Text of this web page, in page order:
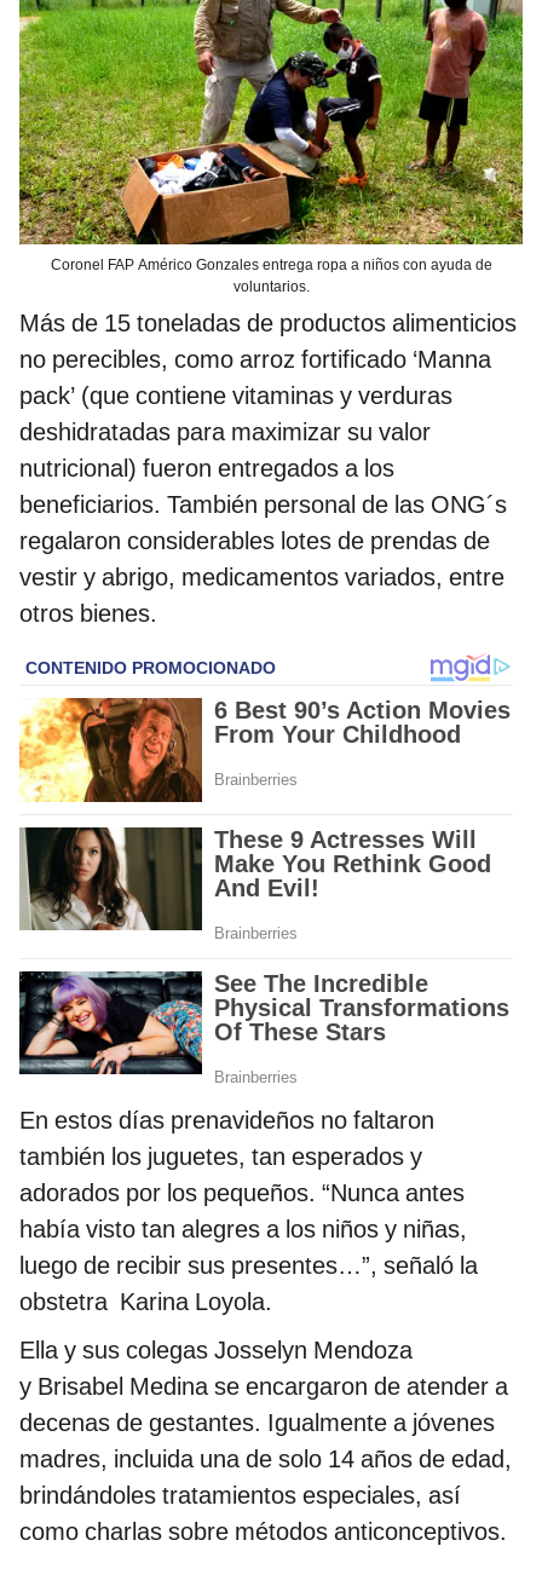
Coronel FAP Américo Gonzales entrega ropa a niños con ayuda de
voluntarios.
Más de 15 toneladas de productos alimenticios
no perecibles, como arroz fortificado ‘Manna
pack’ (que contiene vitaminas y verduras
deshidratadas para maximizar su valor
nutricional) fueron entregados a los
beneficiarios. También personal de las ONG´s
regalaron considerables lotes de prendas de
vestir y abrigo, medicamentos variados, entre
otros bienes.
En estos días prenavideños no faltaron
también los juguetes, tan esperados y
adorados por los pequeños. “Nunca antes
había visto tan alegres a los niños y niñas,
luego de recibir sus presentes…”, señaló la
obstetra Karina Loyola.
Ella y sus colegas Josselyn Mendoza
y Brisabel Medina se encargaron de atender a
decenas de gestantes. Igualmente a jóvenes
madres, incluida una de solo 14 años de edad,
brindándoles tratamientos especiales, así
como charlas sobre métodos anticonceptivos.